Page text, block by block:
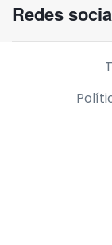
Redes